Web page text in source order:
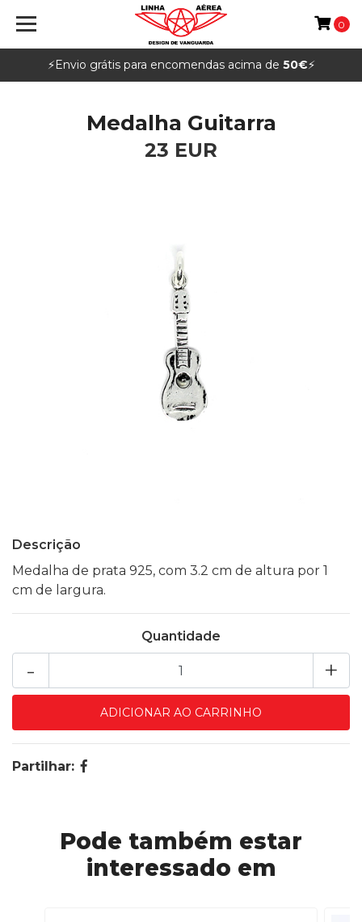
⚡️Envio grátis para encomendas acima de 50€⚡️
0
Medalha Guitarra
23 EUR
Descrição
Medalha de prata 925, com 3.2 cm de altura por 1
cm de largura.
Quantidade
+
-
Partilhar:
Pode também estar
interessado em